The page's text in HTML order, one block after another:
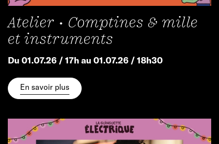
Atelier • Comptines & mille
et instruments
Du 01.07.26 / 17h au 01.07.26 / 18h30
En savoir plus